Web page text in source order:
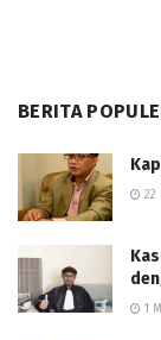
BERITA
22
1